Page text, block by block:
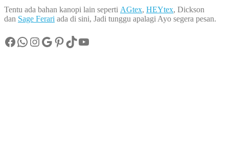
Tentu ada bahan kanopi lain seperti AGtex, HEYtex, Dickson
dan Sage Ferari ada di sini, Jadi tunggu apalagi Ayo segera pesan.
Facebook
WhatsApp
Instagram
Google
Pinterest
TikTok
YouTube